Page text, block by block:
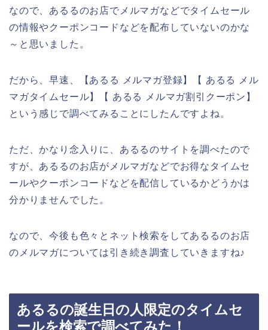
なので、あるるのお店でメルマガなどでタイムセール
の情報やクーポンコードなどを配布していないのかな
～と思いました。
だから、早速、【あるる メルマガ登録】【 あるる メル
マガタイムセール】【 あるる メルマガ割引クーポン】
という感じで調べてみることにしたんですよね。
ただ、かなり念入りに、あるるのサイトを調べたので
すが、あるるのお店がメルマガなどでお得なタイムセ
ールやクーポンコードなどを配信しているかどうかは
分かりませんでした。
なので、今後も色々とネット検索をしてあるるのお店
のメルマガについては引き続き調査していきますね♪
あるるの誕生日の人限定のタイムセ
ールを検索で調べてみた！